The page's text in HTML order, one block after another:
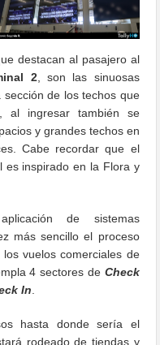
destacan al pasajero al
2, son las sinuosas
de los techos que
al ingresar también se
y grandes techos en
Cabe recordar que el
es inspirado en la Flora y
de sistemas
más sencillo el proceso
vuelos comerciales de
4 sectores de Check
In.
hasta donde sería el
rodeado de tiendas y